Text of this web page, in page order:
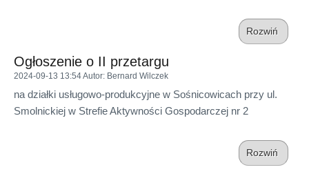
Rozwiń
Ogłoszenie o II przetargu
2024-09-13 13:54Autor: Bernard Wilczek
na działki usługowo-produkcyjne w Sośnicowicach przy ul.
Smolnickiej w Strefie Aktywności Gospodarczej nr 2
Rozwiń